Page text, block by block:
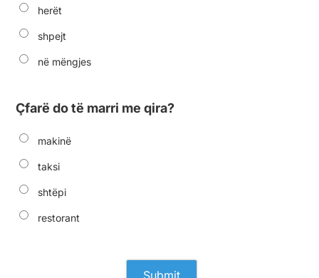
herët
shpejt
në mëngjes
Çfarë do të marri me qira?
makinë
taksi
shtëpi
restorant